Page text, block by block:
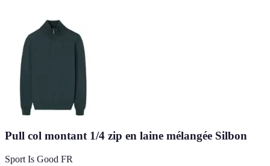
Pull col montant 1/4 zip en laine mélangée Silbon
Sport Is Good FR